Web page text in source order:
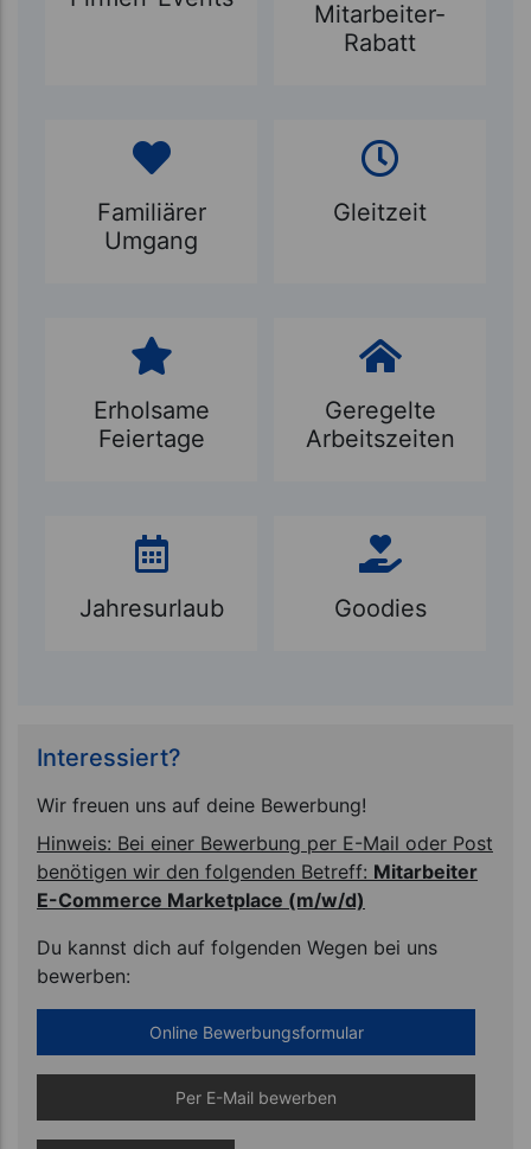
Mitarbeiter-
Rabatt
Familiärer
Umgang
Gleitzeit
Erholsame
Feiertage
Geregelte
Arbeitszeiten
Jahresurlaub Goodies
Interessiert?
Wir freuen uns auf deine Bewerbung!
Hinweis: Bei einer Bewerbung per E-Mail oder Post
benötigen wir den folgenden Betreff: Mitarbeiter
E-Commerce Marketplace (m/w/d)
Du kannst dich auf folgenden Wegen bei uns
bewerben:
Online Bewerbungsformular
Per E-Mail bewerben